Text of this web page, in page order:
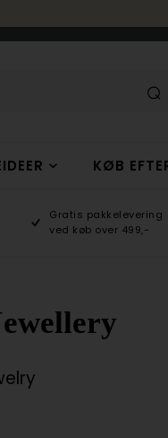
KØB
Gratis pakkelevering
ved køb over 499,-